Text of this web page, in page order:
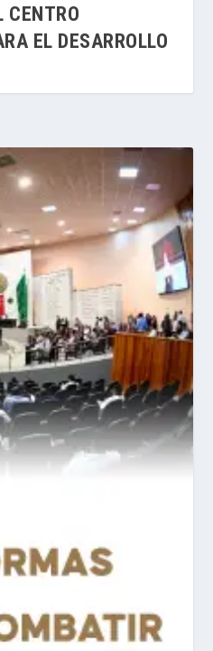
CENTRO
EL DESARROLLO